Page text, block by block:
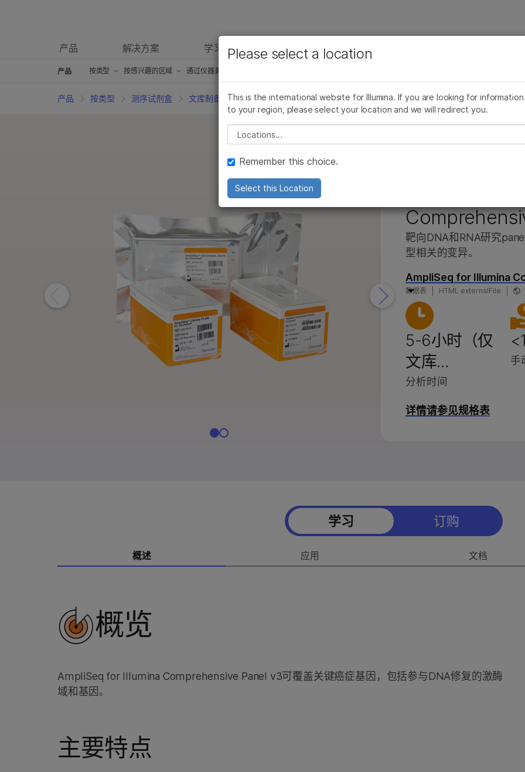
产品 解决方案 学习
产品 按类型
测序试剂盒
配件产品
服务和培训产品
按感兴趣的区域
癌症研究产品
遗传病产品
通过仪器兼容性
iScan产品
iSeq 100产品
MiniSeq产品
MiSeq产品
MiSeqDx产品
NextSeq 500和NextSeq 550产品
NovaSeq 6000 产品
NextSeq 1000和2000产品
NovaSeq X系列产品
MiSeq i100 产品
AmpliSeq for Illumina
TruSight Oncology 500产品家族
TruSight Oncology产品系列
TruSight panel
Illumina DNA Prep
Infinium芯片
Pillar oncoReveal 试剂盒
TruPath Genome 解决方案
因美纳5-碱基解决方案
StrataMap Spatial
因美纳SOMAmer蛋白组学
浏览所有产品
产品概述 按类型
测序试剂盒
配件产品
服务和培训产品
按感兴趣的区域
癌症研究产品
遗传病产品
通过仪器兼容性
iScan产品
iSeq 100产品
MiniSeq产品
MiSeq产品
MiSeqDx产品
NextSeq 500和NextSeq 550产品
NovaSeq 6000 产品
NextSeq 1000和2000产品
NovaSeq X系列产品
MiSeq i100 产品
AmpliSeq for Illumina
TruSight Oncology 500产品家族
TruSight Oncology产品系列
TruSight panel
Illumina DNA Prep
Infinium芯片
Pillar oncoReveal 试剂盒
TruPath Genome 解决方案
因美纳5-碱基解决方案
StrataMap Spatial
因美纳SOMAmer蛋白组学
产品 按类型 测序试剂盒 文库制备试剂盒 AmpliSeq for Illumina Comprehensive Panel v3
AmpliSeq
靶向DNA和RNA研究
型相关的变异。
AmpliSeq for Illumina
数据表 HTML externalFile
5-6小时（仅
文库…
分析时间
手
详情请参见规格表
学习 订购
概述 应用 文档
概览
AmpliSeq for Illumina Comprehensive Panel v3可覆盖关键癌症基因，包括参与DNA修复的激酶
域和基因。
主要特点
微生物学
农业基因组学
复杂疾病
生殖健康
遗传病和罕见病
Please select a location
This is the international website for Illumina. If you are looking for
to your region, please select your location and we will redirect you.
Please select a location
Remember this choice.
Select this Location